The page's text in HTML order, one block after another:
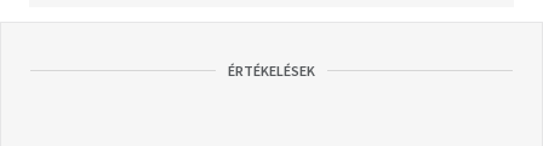
ÉRTÉKELÉSEK